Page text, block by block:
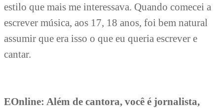
estilo que mais me interessava. Quando comecei a
escrever música, aos 17, 18 anos, foi bem natural
assumir que era isso o que eu queria escrever e
cantar.
EOnline: Além de cantora, você é jornalista,